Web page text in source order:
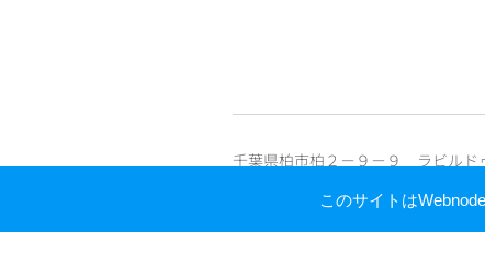
千葉県柏市柏２－９－９ ラビルド
3F La villed de Ashi Kashiwa
このサイトは